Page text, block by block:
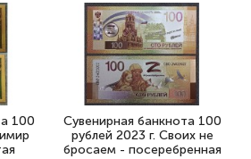
100
Сувенирная банкнота 100
рублей 2023 г. Своих не
бросаем - посеребренная